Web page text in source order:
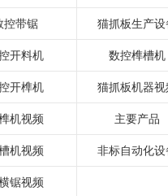
控带锯 猫抓板生产设
开料机 数控榫槽机
开榫机 猫抓板机器视
机视频 主要产品
机视频 非标自动化设
锯视频